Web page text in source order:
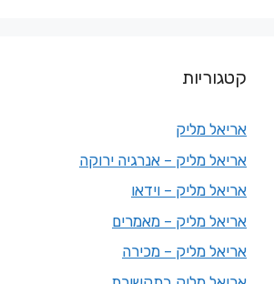
קטגוריות
אריאל מליק
אריאל מליק – אנרגיה ירוקה
אריאל מליק – וידאו
אריאל מליק – מאמרים
אריאל מליק – מכירה